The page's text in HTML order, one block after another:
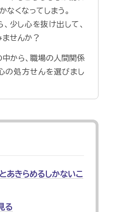
なくなってしまう。
少し心を抜け出して、
せんか？
から、職場の人間関係
の処方せんを選びまし
あきらめるしかないこ
る